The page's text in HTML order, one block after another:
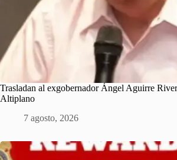
Trasladan al exgobernador Ángel Aguirre
Altiplano
7 agosto, 2026